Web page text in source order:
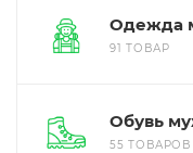
Одежда
91 ТОВАР
Обувь
55 ТОВАРОВ